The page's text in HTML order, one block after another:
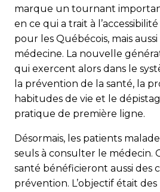
marque un tournant
en ce qui a trait à
pour les Québécois, mais
médecine. La nouvelle
qui exercent alors dans le
la prévention de la santé, la
habitudes de vie et le
pratique de première ligne.
Désormais, les patients
seuls à consulter le médecin.
santé bénéficieront aussi des
prévention. L’objectif était